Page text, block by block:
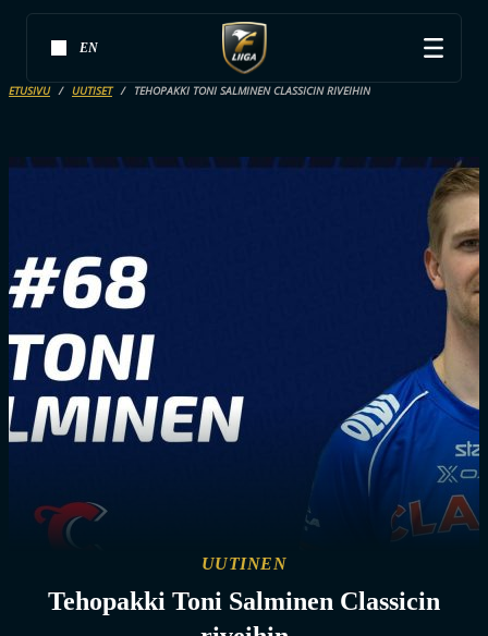
EN
ETUSIVU UUTISET TEHOPAKKI TONI SALMINEN CLASSICIN RIVEIHIN
UUTINEN
Tehopakki Toni Salminen Classicin